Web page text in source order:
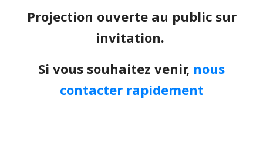
Projection ouverte au public sur
invitation.
Si vous souhaitez venir, nous
contacter rapidement